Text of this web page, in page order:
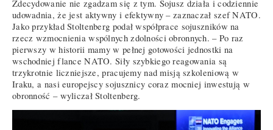
Zdecydowanie nie zgadzam się z tym. Sojusz działa i codziennie
udowadnia, że jest aktywny i efektywny – zaznaczał szef NATO.
Jako przykład Stoltenberg podał współprace sojuszników na
rzecz wzmocnienia wspólnych zdolności obronnych. – Po raz
pierwszy w historii mamy w pełnej gotowości jednostki na
wschodniej flance NATO. Siły szybkiego reagowania są
trzykrotnie liczniejsze, pracujemy nad misją szkoleniową w
Iraku, a nasi europejscy sojusznicy coraz mocniej inwestują w
obronność – wyliczał Stoltenberg.